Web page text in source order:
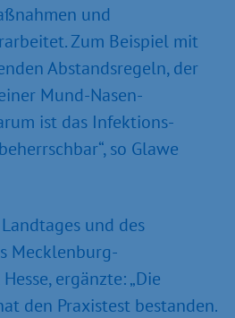
und
Zum Beispiel mit
Abstandsregeln, der
Mund-Nasen-
ist das Infektions­
so Glawe
und des
Mecklenburg-
ergänzte: „Die
den Praxistest bestanden.